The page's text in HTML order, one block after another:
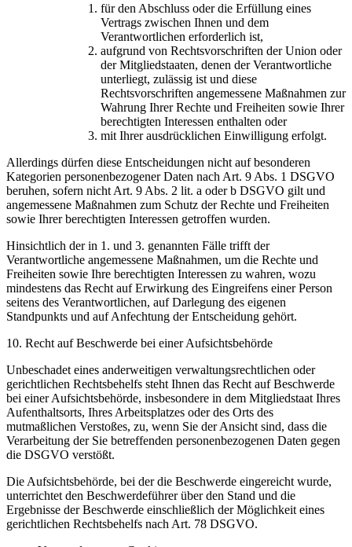
für den Abschluss oder die Erfüllung eines
Vertrags zwischen Ihnen und dem
Verantwortlichen erforderlich ist,
aufgrund von Rechtsvorschriften der Union oder
der Mitgliedstaaten, denen der Verantwortliche
unterliegt, zulässig ist und diese
Rechtsvorschriften angemessene Maßnahmen zur
Wahrung Ihrer Rechte und Freiheiten sowie Ihrer
berechtigten Interessen enthalten oder
mit Ihrer ausdrücklichen Einwilligung erfolgt.
Allerdings dürfen diese Entscheidungen nicht auf besonderen
Kategorien personenbezogener Daten nach Art. 9 Abs. 1 DSGVO
beruhen, sofern nicht Art. 9 Abs. 2 lit. a oder b DSGVO gilt und
angemessene Maßnahmen zum Schutz der Rechte und Freiheiten
sowie Ihrer berechtigten Interessen getroffen wurden.
Hinsichtlich der in 1. und 3. genannten Fälle trifft der
Verantwortliche angemessene Maßnahmen, um die Rechte und
Freiheiten sowie Ihre berechtigten Interessen zu wahren, wozu
mindestens das Recht auf Erwirkung des Eingreifens einer Person
seitens des Verantwortlichen, auf Darlegung des eigenen
Standpunkts und auf Anfechtung der Entscheidung gehört.
10. Recht auf Beschwerde bei einer Aufsichtsbehörde
Unbeschadet eines anderweitigen verwaltungsrechtlichen oder
gerichtlichen Rechtsbehelfs steht Ihnen das Recht auf Beschwerde
bei einer Aufsichtsbehörde, insbesondere in dem Mitgliedstaat Ihres
Aufenthaltsorts, Ihres Arbeitsplatzes oder des Orts des
mutmaßlichen Verstoßes, zu, wenn Sie der Ansicht sind, dass die
Verarbeitung der Sie betreffenden personenbezogenen Daten gegen
die DSGVO verstößt.
Die Aufsichtsbehörde, bei der die Beschwerde eingereicht wurde,
unterrichtet den Beschwerdeführer über den Stand und die
Ergebnisse der Beschwerde einschließlich der Möglichkeit eines
gerichtlichen Rechtsbehelfs nach Art. 78 DSGVO.